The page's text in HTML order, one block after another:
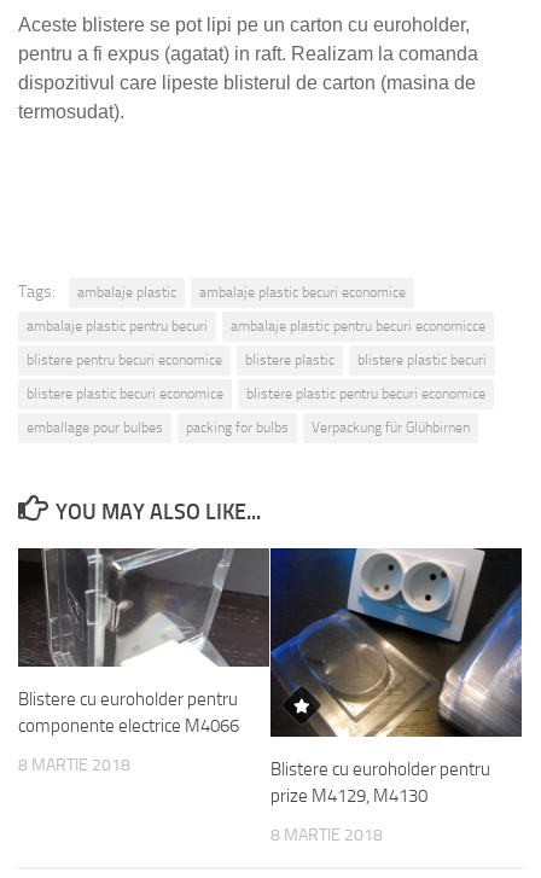
Aceste blistere se pot lipi pe un carton cu euroholder,
pentru a fi expus (agatat) in raft. Realizam la comanda
dispozitivul care lipeste blisterul de carton (masina de
termosudat).
Tags: ambalaje plastic
ambalaje plastic becuri economice
ambalaje plastic pentru becuri
ambalaje plastic pentru becuri economicce
blistere pentru becuri economice
blistere plastic
blistere plastic becuri
blistere plastic becuri economice
blistere plastic pentru becuri economice
emballage pour bulbes
packing for bulbs Verpackung für Glühbirnen
YOU MAY ALSO LIKE...
Blistere cu euroholder pentru
componente electrice M4066
8 MARTIE 2018
Blistere cu euroholder pentru
prize M4129, M4130
8 MARTIE 2018